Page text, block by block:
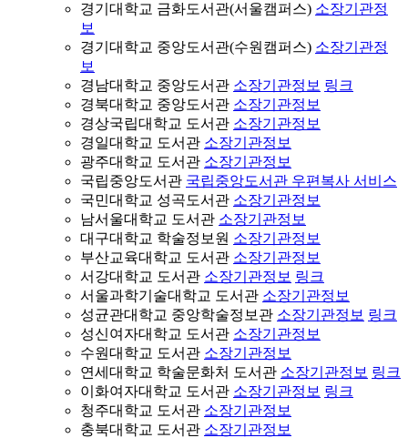
경기대학교 금화도서관(서울캠퍼스) 소장기관정
보
경기대학교 중앙도서관(수원캠퍼스) 소장기관정
보
경남대학교 중앙도서관 소장기관정보 링크
경북대학교 중앙도서관 소장기관정보
경상국립대학교 도서관 소장기관정보
경일대학교 도서관 소장기관정보
광주대학교 도서관 소장기관정보
국립중앙도서관 국립중앙도서관 우편복사 서비스
국민대학교 성곡도서관 소장기관정보
남서울대학교 도서관 소장기관정보
대구대학교 학술정보원 소장기관정보
부산교육대학교 도서관 소장기관정보
서강대학교 도서관 소장기관정보 링크
서울과학기술대학교 도서관 소장기관정보
성균관대학교 중앙학술정보관 소장기관정보 링크
성신여자대학교 도서관 소장기관정보
수원대학교 도서관 소장기관정보
연세대학교 학술문화처 도서관 소장기관정보 링크
이화여자대학교 도서관 소장기관정보 링크
청주대학교 도서관 소장기관정보
충북대학교 도서관 소장기관정보